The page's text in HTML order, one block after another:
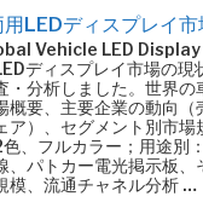
用LEDディスプレイ
Vehicle LED
ディスプレイ市場の現
・分析しました。世界の
概要、主要企業の動向（
ア）、セグメント別市場
、フルカラー；用途別
、パトカー電光掲示板、
模、流通チャネル分析 …